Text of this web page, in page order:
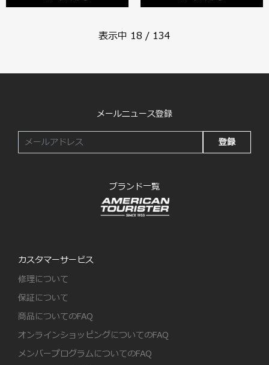
表示中 18 / 134
メールニュース登録
登録
ブランド一覧
カスタマーサービス
修理について
保証について
商品についてのFAQ
オンラインショッピングについてのFAQ
メンバープログラムについてのFAQ